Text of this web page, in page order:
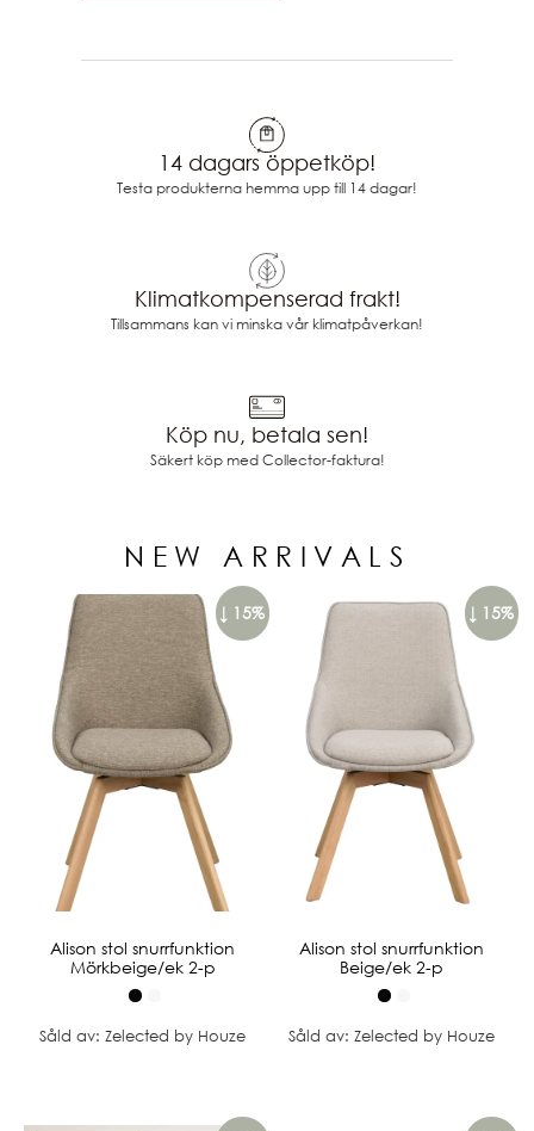
14 dagars öppetköp!
Testa produkterna hemma upp till 14 dagar!
Klimatkompenserad frakt!
Tillsammans kan vi minska vår klimatpåverkan!
Köp nu, betala sen!
Säkert köp med Collector-faktura!
NEW ARRIVALS
↓ 15%
Alison stol snurrfunktion
Mörkbeige/ek 2-p
Såld av: Zelected by Houze
↓ 15%
Alison stol snurrfunktion
Beige/ek 2-p
Såld av: Zelected by Houze